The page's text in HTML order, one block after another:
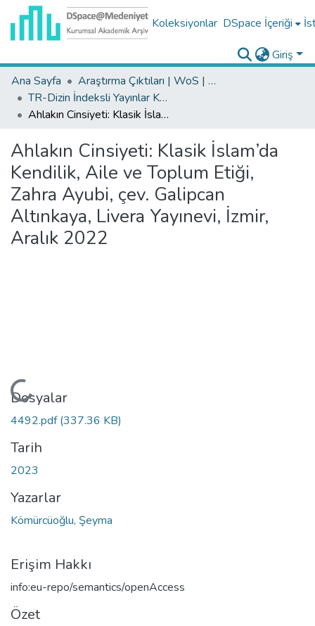
Koleksiyonlar DSpace İçeriği
Giriş
Ana Sayfa
Araştırma Çıktıları | WoS | Scopus | TR-Dizin | PubMed
TR-Dizin İndeksli Yayınlar Koleksiyonu
Ahlakın Cinsiyeti: Klasik İslam’da Kendilik, Aile ve Toplum Etiği, Zahra Ayubi, çev. Galipcan Altınkaya, Livera Yayınevi, İzmir, Aralık 2022
Ahlakın Cinsiyeti: Klasik İslam’da
Kendilik, Aile ve Toplum Etiği,
Zahra Ayubi, çev. Galipcan
Altınkaya, Livera Yayınevi, İzmir,
Aralık 2022
Yükleniyor...
Dosyalar
4492.pdf(337.36 KB)
Tarih
2023
Yazarlar
Kömürcüoğlu, Şeyma
Erişim Hakkı
info:eu-repo/semantics/openAccess
Özet